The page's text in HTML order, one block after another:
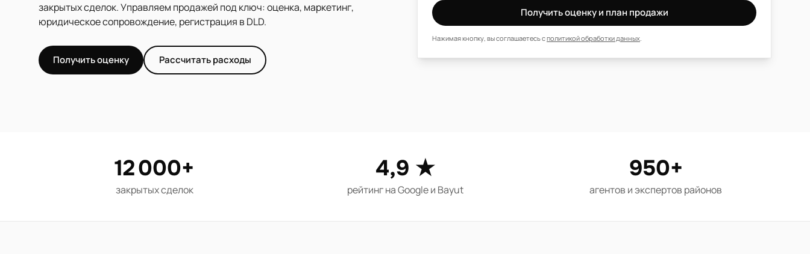
закрытых сделок. Управляем продажей под ключ: оценка, маркетинг,
юридическое сопровождение, регистрация в DLD.
Получить оценку Рассчитать расходы
Получить оценку и план продажи
Нажимая кнопку, вы соглашаетесь сполитикой обработки данных.
12 000+
закрытых сделок
4,9 ★
рейтинг на Google и Bayut
950+
агентов и экспертов районов